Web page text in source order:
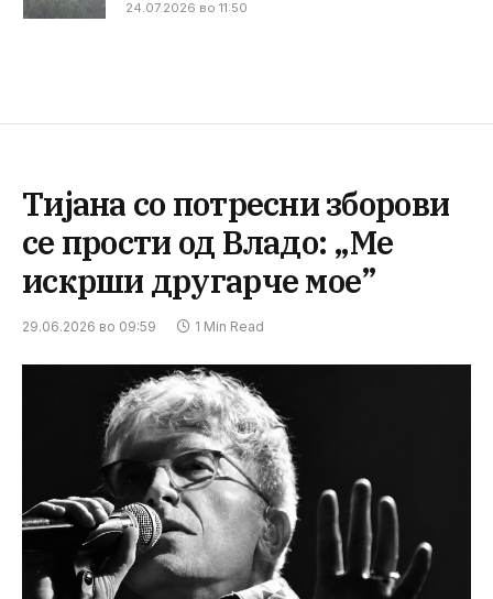
24.07.2026 во 11:50
Тијана со потресни зборови
се прости од Владо: „Ме
искрши другарче мое”
29.06.2026 во 09:59 1 Min Read